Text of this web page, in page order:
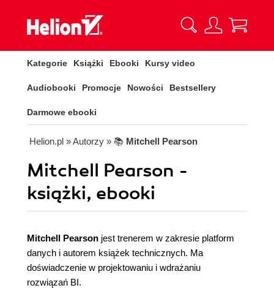
Kategorie Książki Ebooki Kursy video
Audiobooki Promocje Nowości Bestsellery
Darmowe ebooki
Helion.pl » Autorzy » 📚 Mitchell Pearson
Mitchell Pearson -
książki, ebooki
Mitchell Pearson jest trenerem w zakresie platform
danych i autorem książek technicznych. Ma
doświadczenie w projektowaniu i wdrażaniu
rozwiązań BI.